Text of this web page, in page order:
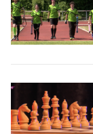
h
f
o
: